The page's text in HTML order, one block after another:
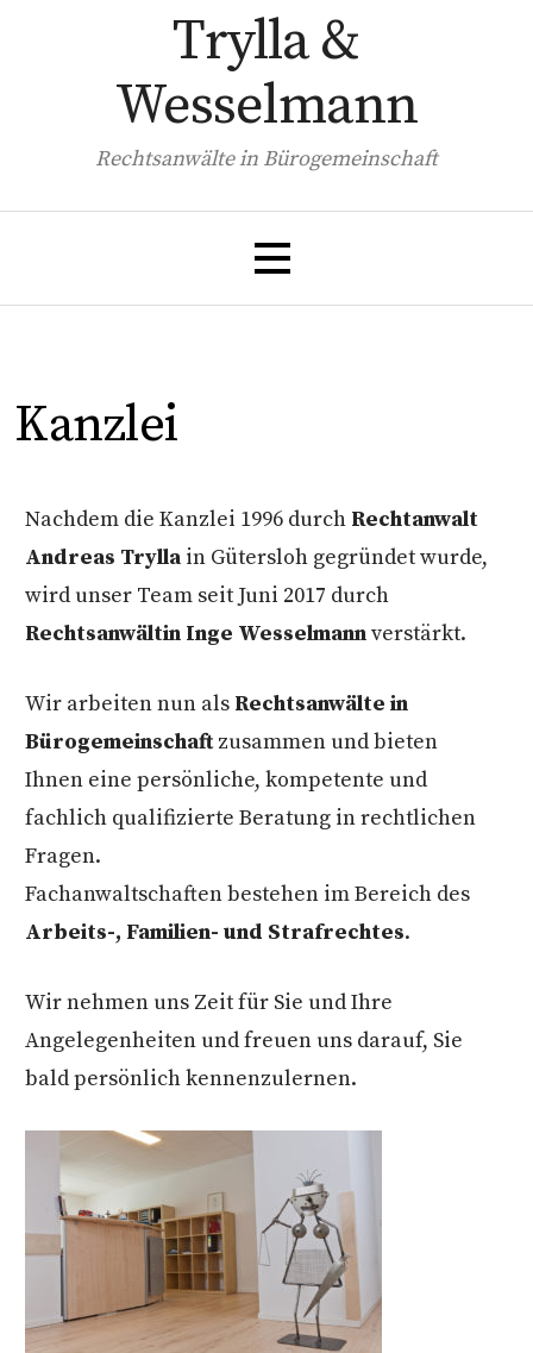
Trylla &
Wesselmann
Rechtsanwälte in Bürogemeinschaft
Kanzlei
Nachdem die Kanzlei 1996 durch Rechtanwalt
Andreas Tryllain Gütersloh gegründet wurde,
wird unser Team seit Juni 2017 durch
Rechtsanwältin Inge Wesselmannverstärkt.
Wir arbeiten nun als Rechtsanwälte in
Bürogemeinschaftzusammen und bieten
Ihnen eine persönliche, kompetente und
fachlich qualifizierte Beratung in rechtlichen
Fragen.
Fachanwaltschaften bestehen im Bereich des
Arbeits-, Familien- und Strafrechtes.
Wir nehmen uns Zeit für Sie und Ihre
Angelegenheiten und freuen uns darauf, Sie
bald persönlich kennenzulernen.